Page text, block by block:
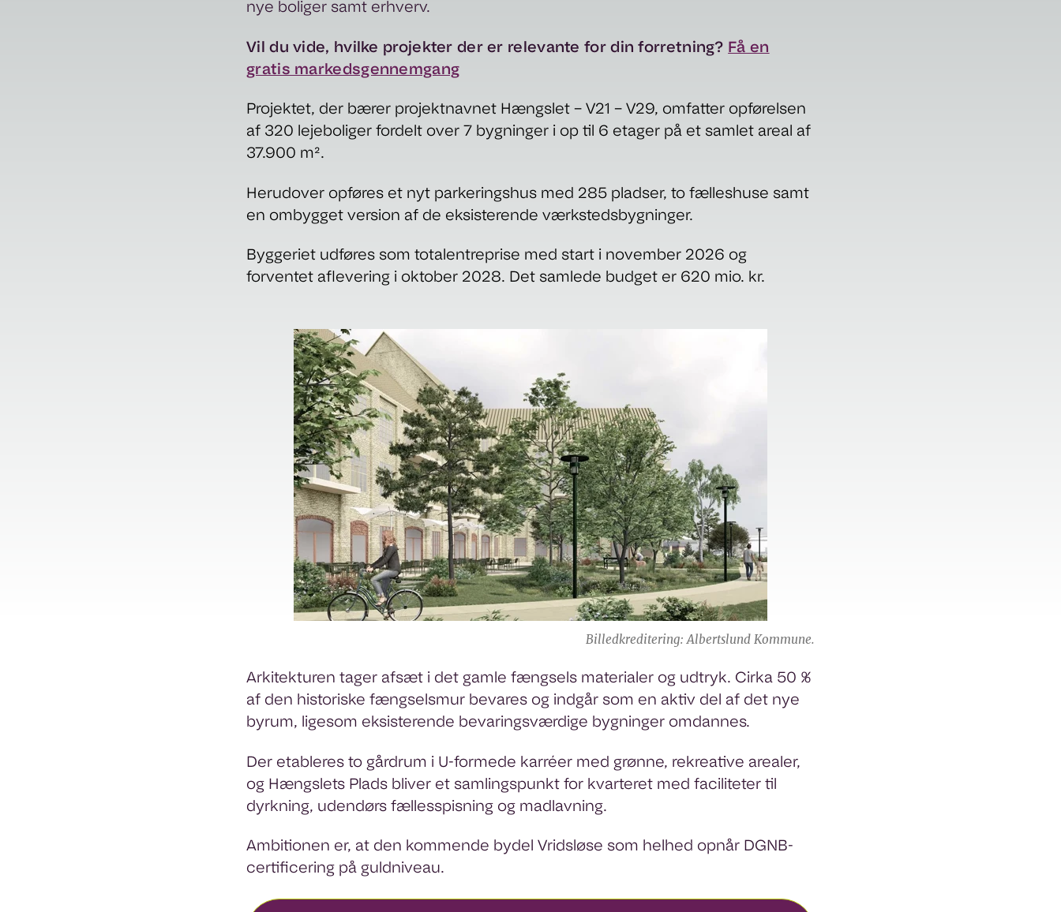
nye boliger samt erhverv.
Vil du vide, hvilke projekter der er relevante for din forretning? Få en
gratis markedsgennemgang
Projektet, der bærer projektnavnet Hængslet – V21 – V29, omfatter opførelsen
af 320 lejeboliger fordelt over 7 bygninger i op til 6 etager på et samlet areal af
37.900 m².
Herudover opføres et nyt parkeringshus med 285 pladser, to fælleshuse samt
en ombygget version af de eksisterende værkstedsbygninger.
Byggeriet udføres som totalentreprise med start i november 2026 og
forventet aflevering i oktober 2028. Det samlede budget er 620 mio. kr.
Billedkreditering: Albertslund Kommune.
Arkitekturen tager afsæt i det gamle fængsels materialer og udtryk. Cirka 50 %
af den historiske fængselsmur bevares og indgår som en aktiv del af det nye
byrum, ligesom eksisterende bevaringsværdige bygninger omdannes.
Der etableres to gårdrum i U-formede karréer med grønne, rekreative arealer,
og Hængslets Plads bliver et samlingspunkt for kvarteret med faciliteter til
dyrkning, udendørs fællesspisning og madlavning.
Ambitionen er, at den kommende bydel Vridsløse som helhed opnår DGNB-
certificering på guldniveau.